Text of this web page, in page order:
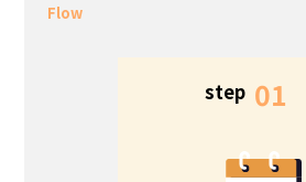
Flow
step 01